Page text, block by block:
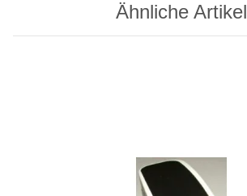
Ähnliche Artikel